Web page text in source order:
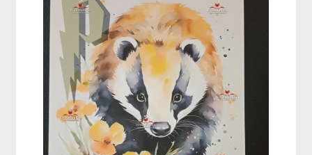
Les
peuvent
être
choisies
sur
la
page
du